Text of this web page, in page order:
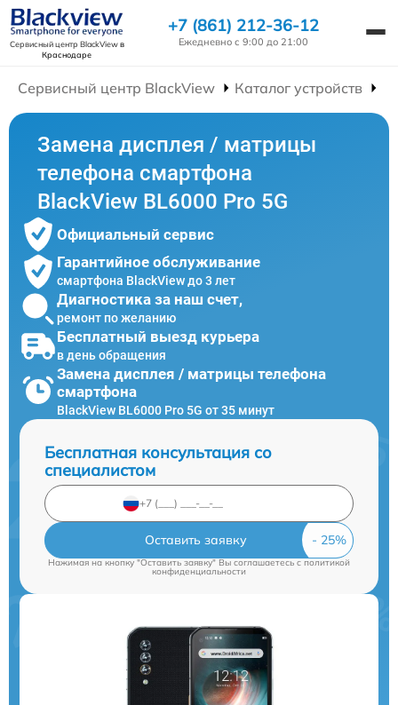
Сервисный центр BlackViewв
Краснодаре
+7 (861) 212-36-12
Ежедневно с 9:00 до 21:00
Сервисный центр BlackView Каталог устройств
Замена дисплея / матрицы
телефона смартфона
BlackView BL6000 Pro 5G
Официальный сервис
Гарантийное обслуживание
смартфона BlackView до 3 лет
Диагностика за наш счет,
ремонт по желанию
Бесплатный выезд курьера
в день обращения
Замена дисплея / матрицы телефона
смартфона
BlackView BL6000 Pro 5G от 35 минут
Бесплатная консультация со
специалистом
Оставить заявку
Нажимая на кнопку "Оставить заявку" Вы соглашаетесь cполитикой
конфиденциальности